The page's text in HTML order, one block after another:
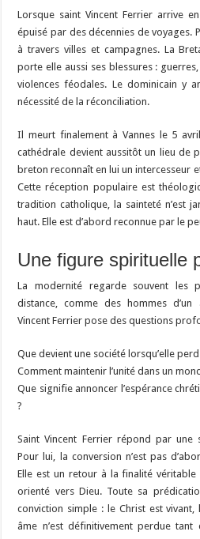
Lorsque saint Vincent Ferrier arrive
épuisé par des décennies de voyages.
à travers villes et campagnes. La
porte elle aussi ses blessures :
violences féodales. Le dominicain y
nécessité de la réconciliation.
Il meurt finalement à Vannes le 5
cathédrale devient aussitôt un lieu de
breton reconnaît en lui un intercesseur
Cette réception populaire est
tradition catholique, la sainteté n’est
haut. Elle est d’abord reconnue par le
Une figure spirituelle
La modernité regarde souvent les
distance, comme des hommes
Vincent Ferrier pose des questions
Que devient une société lorsqu’elle
Comment maintenir l’unité dans un
Que signifie annoncer l’espérance
?
Saint Vincent Ferrier répond par une
Pour lui, la conversion n’est pas
Elle est un retour à la finalité véritable
orienté vers Dieu. Toute sa
conviction simple : le Christ est vivant,
âme n’est définitivement perdue tant